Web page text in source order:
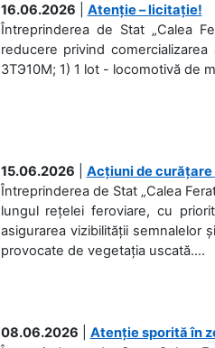
16.06.2026
Atenție – licitație!
Întreprinderea de Stat „Calea
reducere privind
3ТЭ10М; 1) 1 lot - locomotivă de
15.06.2026
Acțiuni de
Întreprinderea de Stat „Calea
lungul rețelei feroviare, cu
asigurarea vizibilității semnalelor
provocate de vegetația uscată....
08.06.2026
Atenție sporită în